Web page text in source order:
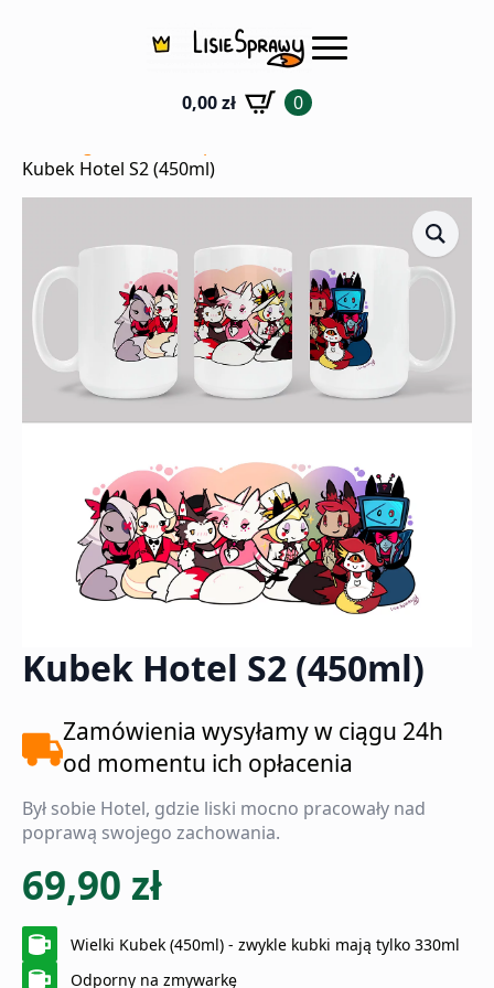
0,00zł
0
Kubek Hotel S2 (450ml)
Kubek Hotel S2 (450ml)
Zamówienia wysyłamy w ciągu 24h
od momentu ich opłacenia
Był sobie Hotel, gdzie liski mocno pracowały nad
poprawą swojego zachowania.
69,90 zł
Wielki Kubek (450ml) - zwykle kubki mają tylko 330ml
Odporny na zmywarkę